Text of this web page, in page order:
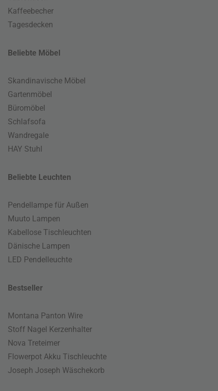
Kaffeebecher
Tagesdecken
Beliebte Möbel
Skandinavische Möbel
Gartenmöbel
Büromöbel
Schlafsofa
Wandregale
HAY Stuhl
Beliebte Leuchten
Pendellampe für Außen
Muuto Lampen
Kabellose Tischleuchten
Dänische Lampen
LED Pendelleuchte
Bestseller
Montana Panton Wire
Stoff Nagel Kerzenhalter
Nova Treteimer
Flowerpot Akku Tischleuchte
Joseph Joseph Wäschekorb